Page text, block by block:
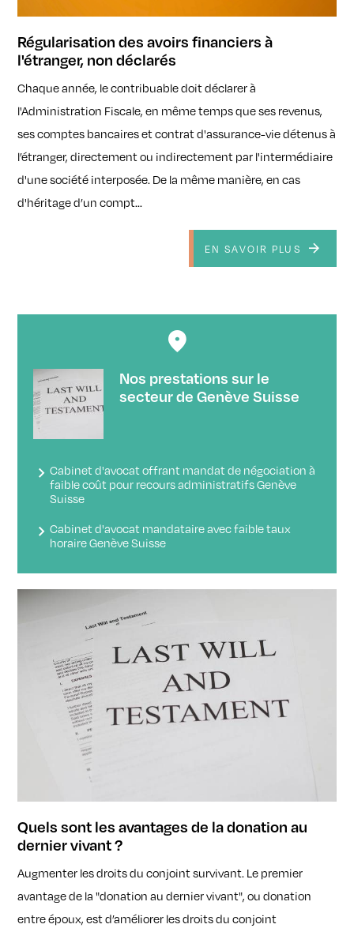
Régularisation des avoirs financiers à
l'étranger, non déclarés
Chaque année, le contribuable doit déclarer à
l'Administration Fiscale, en même temps que ses revenus,
ses comptes bancaires et contrat d'assurance-vie détenus à
l’étranger, directement ou indirectement par l'intermédiaire
d'une société interposée. De la même manière, en cas
d'héritage d’un compt...
EN SAVOIR PLUS
Nos prestations sur le
secteur de Genève Suisse
Cabinet d'avocat offrant mandat de négociation à
faible coût pour recours administratifs Genève
Suisse
Cabinet d'avocat mandataire avec faible taux
horaire Genève Suisse
Quels sont les avantages de la donation au
dernier vivant ?
Augmenter les droits du conjoint survivant. Le premier
avantage de la "donation au dernier vivant", ou donation
entre époux, est d’améliorer les droits du conjoint